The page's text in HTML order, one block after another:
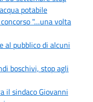
potabile
"…una volta
al pubblico di alcuni
boschivi, stop agli
il sindaco Giovanni